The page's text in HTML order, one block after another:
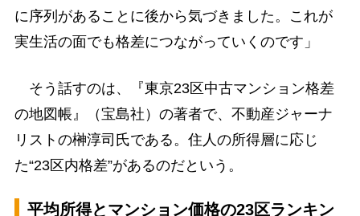
に序列があることに後から気づきました。これが
実生活の面でも格差につながっていくのです」
そう話すのは、『東京23区中古マンション格差
の地図帳』（宝島社）の著者で、不動産ジャーナ
リストの榊淳司氏である。住人の所得層に応じ
た“23区内格差”があるのだという。
平均所得とマンション価格の23区ランキン